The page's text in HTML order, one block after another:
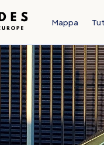
Mappa